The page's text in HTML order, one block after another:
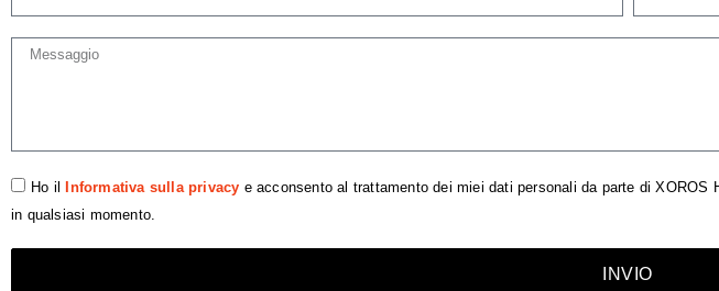
Ho il Informativa sulla privacy e acconsento al trattamento dei miei dati personali da parte di
in qualsiasi momento.
INVIO